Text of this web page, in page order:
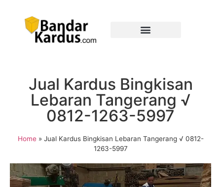
Jual Kardus Bingkisan
Lebaran Tangerang √
0812-1263-5997
Home» Jual Kardus Bingkisan Lebaran Tangerang √ 0812-
1263-5997